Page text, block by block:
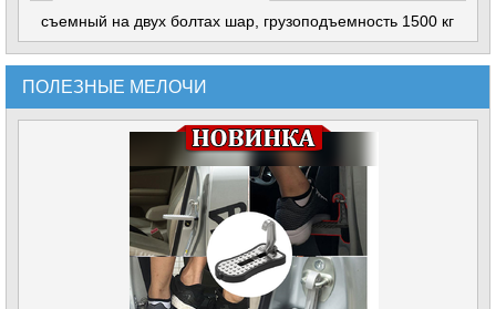
съемный на двух болтах шар, грузоподъемность 1500 кг
ПОЛЕЗНЫЕ МЕЛОЧИ